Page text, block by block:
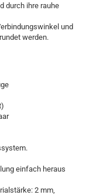
durch ihre rauhe
und
werden.
einfach heraus
2 mm,